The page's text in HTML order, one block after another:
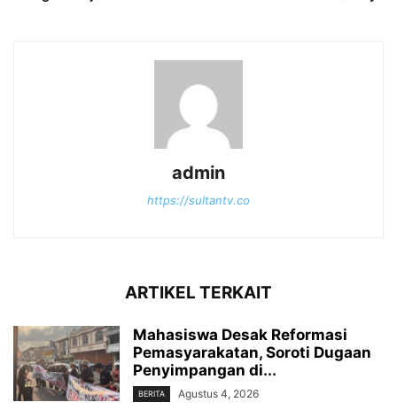
admin
https://sultantv.co
ARTIKEL TERKAIT
Mahasiswa Desak Reformasi
Pemasyarakatan, Soroti Dugaan
Penyimpangan di...
BERITA Agustus 4, 2026